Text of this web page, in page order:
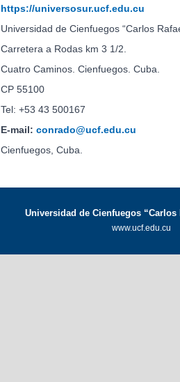
https://universosur.ucf.edu.cu
Universidad de Cienfuegos “Carlos
Carretera a Rodas km 3 1/2.
Cuatro Caminos. Cienfuegos. Cuba.
CP 55100
Tel: +53 43 500167
E-mail: conrado@ucf.edu.cu
Cienfuegos, Cuba.
Universidad de Cienfuegos “Carlos
www.ucf.edu.cu